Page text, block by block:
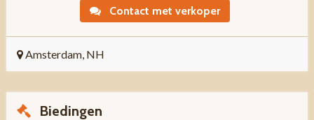
Contact met verkoper
Amsterdam, NH
Biedingen